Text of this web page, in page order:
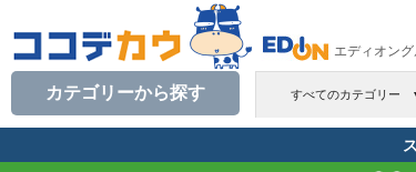
エディオン
すべてのカテゴリー
カテゴリーから探す